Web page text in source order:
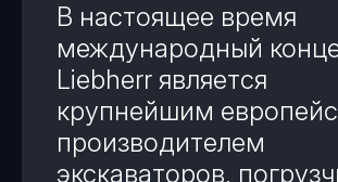
В настоящее время
международный
Liebherr является
крупнейшим
производителем
экскаваторов,